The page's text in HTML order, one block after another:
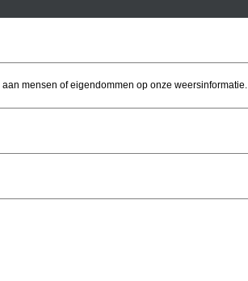
mensen of eigendommen op onze weersinformatie.